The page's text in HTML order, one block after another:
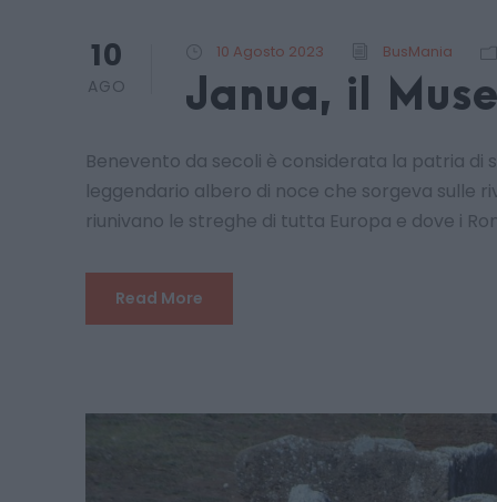
10
AGO
10 Agosto 2023 BusMania
Janua, il
Benevento da secoli è considerata la patria di
leggendario albero di noce che sorgeva sulle
riunivano le streghe di tutta Europa e dove i
Read More